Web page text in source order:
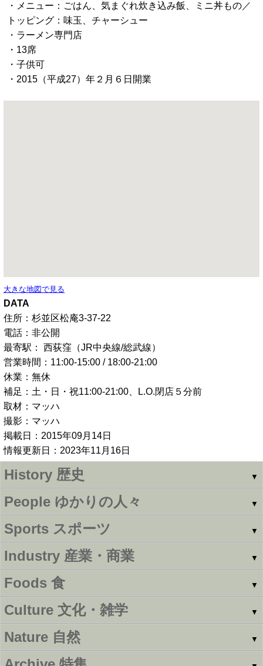
・メニュー：ごはん、気まぐれ炊き込み飯、ミニ丼もの／
トッピング：味玉、チャーシュー
・ラーメン専門店
・13席
・子供可
・2015（平成27）年２月６日開業
大きな地図で見る
DATA
住所：杉並区松庵3-37-22
電話：非公開
最寄駅： 西荻窪（JR中央線/総武線）
営業時間：11:00-15:00 / 18:00-21:00
休業：無休
補足：土・日・祝11:00-21:00、L.O.閉店５分前
取材：マッハ
撮影：マッハ
掲載日：2015年09月14日
情報更新日：2023年11月16日
History 歴史 ▼
People ゆかりの人々 ▼
Sports スポーツ ▼
Industry 産業・商業 ▼
Foods 食 ▼
Culture 文化・雑学 ▼
Nature 自然 ▼